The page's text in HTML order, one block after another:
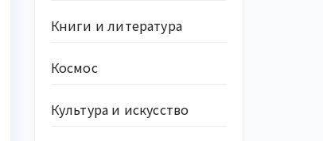
Книги и литература
Космос
Культура и искусство